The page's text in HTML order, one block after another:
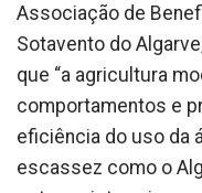
Associação de
Sotavento do
que “a agricultura
comportamentos e
eficiência do uso da
escassez como o